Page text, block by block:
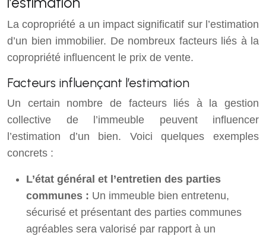
La copropriété a un impact significatif sur l’estimation
d’un bien immobilier. De nombreux facteurs liés à la
copropriété influencent le prix de vente.
Facteurs influençant l’estimation
Un certain nombre de facteurs liés à la gestion
collective de l’immeuble peuvent influencer
l’estimation d’un bien. Voici quelques exemples
concrets :
L’état général et l’entretien des parties
communes : Un immeuble bien entretenu,
sécurisé et présentant des parties communes
agréables sera valorisé par rapport à un